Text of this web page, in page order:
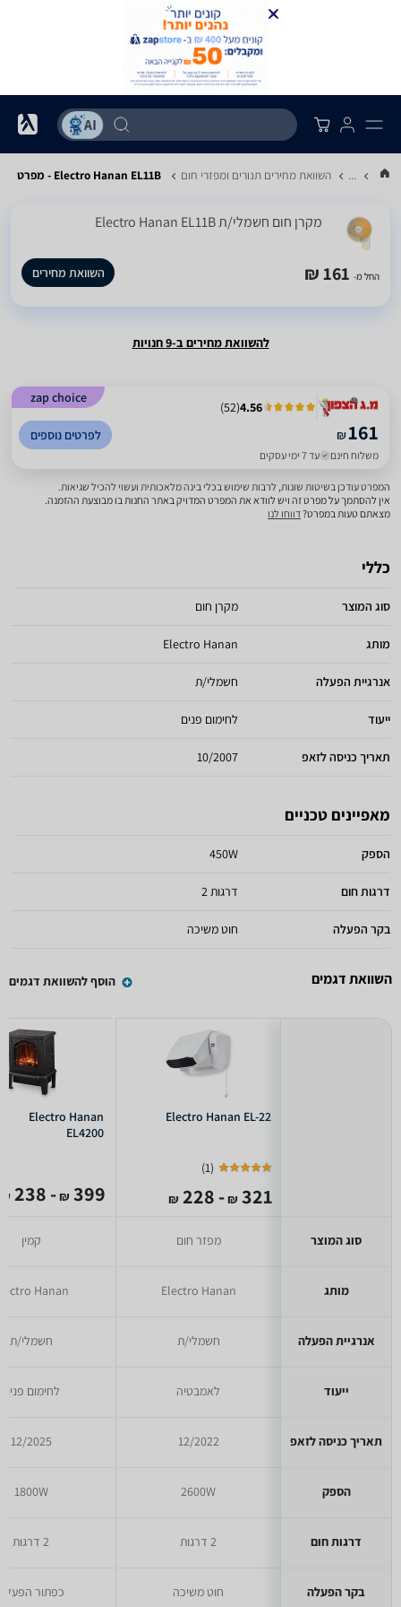
... השוואת מחירים תנורים ומפזרי חום Electro Hanan EL11B - מפרט
‏מקרן חום ‏חשמלי/ת Electro Hanan EL11B
החל מ- 161 ₪ השוואת מחירים
להשוואת מחירים ב-9 חנויות
zap choice
4.56
(
52
)
₪161
משלוח חינם עד 7 ימי עסקים
לפרטים נוספים
המפרט עודכן בשיטות שונות, לרבות שימוש בכלי בינה מלאכותית ועשוי להכיל שגיאות.
אין להסתמך על מפרט זה ויש לוודא את המפרט המדויק באתר החנות בו מבוצעת ההזמנה.
מצאתם טעות במפרט?דווחו לנו
כללי
סוג המוצר מקרן חום
מותג Electro Hanan
אנרגיית הפעלה חשמלי/ת
ייעוד לחימום פנים
תאריך כניסה לזאפ 10/2007
מאפיינים טכניים
הספק 450W
דרגות חום 2 דרגות
בקר הפעלה חוט משיכה
השוואת דגמים הוסף להשוואת דגמים
סוג המוצר
מותג
אנרגיית הפעלה
ייעוד
תאריך כניסה לזאפ
הספק
דרגות חום
בקר הפעלה
Electro Hanan EL-22
(
1
)
321
₪
- 228
₪
מפזר חום
Electro Hanan
חשמלי/ת
לאמבטיה
12/2022
2600W
2 דרגות
חוט משיכה
Electro Hanan
EL4200
399
₪
- 238
₪
קמין
Hanan
חשמלי/ת
לחימום פנים
12/2025
1800W
2 דרגות
כפתור